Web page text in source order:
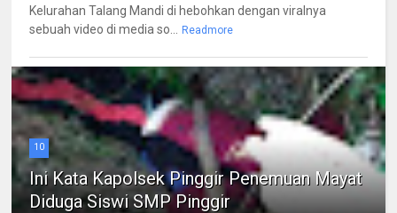
Kelurahan Talang Mandi di hebohkan dengan viralnya
sebuah video di media so...
Readmore
10
Ini Kata Kapolsek Pinggir Penemuan Mayat
Diduga Siswi SMP Pinggir